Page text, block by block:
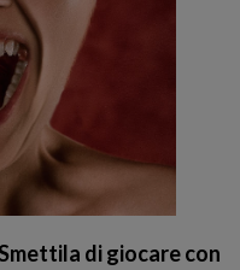
di giocare con